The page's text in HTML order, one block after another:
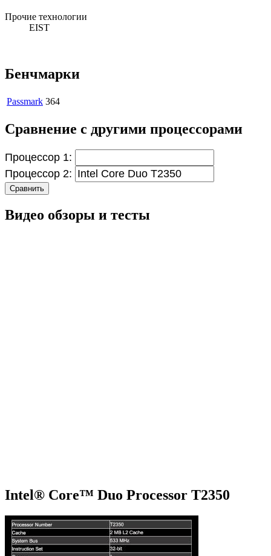
Прочие технологии
EIST
Бенчмарки
Passmark 364
Сравнение с другими процессорами
Процессор 1:
Процессор 2:
Сравнить
Видео обзоры и тесты
Intel® Core™ Duo Processor T2350